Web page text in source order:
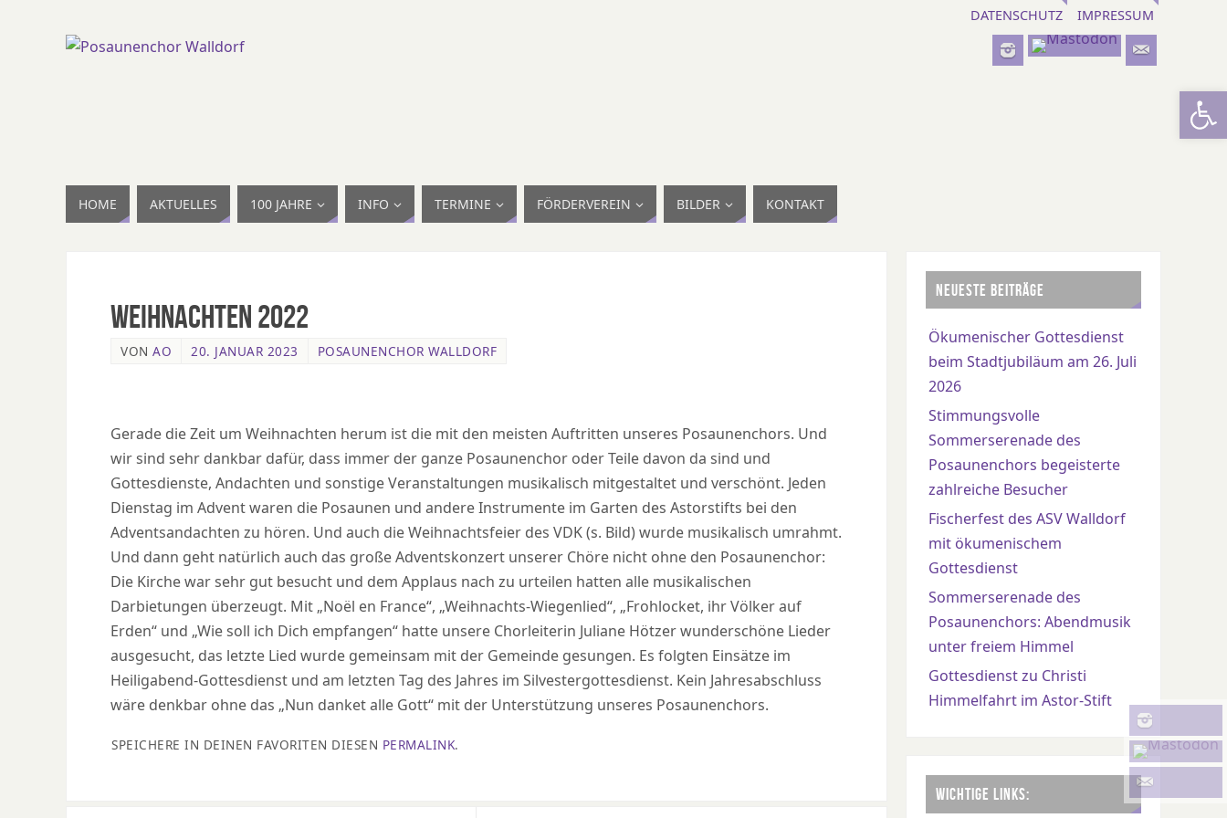
DATENSCHUTZ IMPRESSUM
HOME AKTUELLES 100 JAHRE INFO TERMINE FÖRDERVEREIN BILDER KONTAKT
Weihnachten 2022
VON AO 20. JANUAR 2023 POSAUNENCHOR WALLDORF
Gerade die Zeit um Weihnachten herum ist die mit den meisten Auftritten unseres Posaunenchors. Und
wir sind sehr dankbar dafür, dass immer der ganze Posaunenchor oder Teile davon da sind und
Gottesdienste, Andachten und sonstige Veranstaltungen musikalisch mitgestaltet und verschönt. Jeden
Dienstag im Advent waren die Posaunen und andere Instrumente im Garten des Astorstifts bei den
Adventsandachten zu hören. Und auch die Weihnachtsfeier des VDK (s. Bild) wurde musikalisch umrahmt.
Und dann geht natürlich auch das große Adventskonzert unserer Chöre nicht ohne den Posaunenchor:
Die Kirche war sehr gut besucht und dem Applaus nach zu urteilen hatten alle musikalischen
Darbietungen überzeugt. Mit „Noël en France“, „Weihnachts-Wiegenlied“, „Frohlocket, ihr Völker auf
Erden“ und „Wie soll ich Dich empfangen“ hatte unsere Chorleiterin Juliane Hötzer wunderschöne Lieder
ausgesucht, das letzte Lied wurde gemeinsam mit der Gemeinde gesungen. Es folgten Einsätze im
Heiligabend-Gottesdienst und am letzten Tag des Jahres im Silvestergottesdienst. Kein Jahresabschluss
wäre denkbar ohne das „Nun danket alle Gott“ mit der Unterstützung unseres Posaunenchors.
SPEICHERE IN DEINEN FAVORITEN DIESEN PERMALINK.
NEUESTE BEITRÄGE
Ökumenischer Gottesdienst
beim Stadtjubiläum am 26. Juli
2026
Stimmungsvolle
Sommerserenade des
Posaunenchors begeisterte
zahlreiche Besucher
Fischerfest des ASV Walldorf
mit ökumenischem
Gottesdienst
Sommerserenade des
Posaunenchors: Abendmusik
unter freiem Himmel
Gottesdienst zu Christi
Himmelfahrt im Astor-Stift
WICHTIGE LINKS: